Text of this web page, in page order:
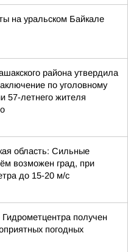
на уральском Байкале
района утвердила
по уголовному
57-летнего жителя
область: Сильные
возможен град, при
до 15-20 м/с
получен
погодных